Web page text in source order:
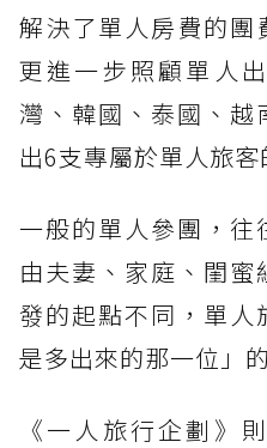
解決了單人房費的團
更進一步照顧單人
灣、韓國、泰國、越
出6支專屬於單人旅
一般的單人參團，往
由夫妻、家庭、閨蜜
發的起點不同，單人
是多出來的那一位」
《一人旅行企劃》